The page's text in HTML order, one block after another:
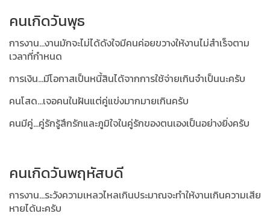
คนเกิดวันพุธ
การงาน...งานมักจะไม่ได้ดังใจมีคนค่อยขวางให้งานไม่สำเร็จตาม
เวลาที่กำหนด
การเงิน...มีโอกาสเป็นหนี้สินได้จากการใช้จ่ายเกินจำเป็นนะครับ
คนโสด...เจอคนในฝันแต่คู่แข่งมากมายเกินครับ
คนมีคู่...คู่รักรู้สึกรักและภูมิใจในคู่รักของตนเองเป็นอย่างยิ่งครับ
คนเกิดวันพฤหัสบดี
การงาน...ระวังความเหลวไหลเกินประมาณจะทำให้งานเกินความเสีย
หายได้นะครับ